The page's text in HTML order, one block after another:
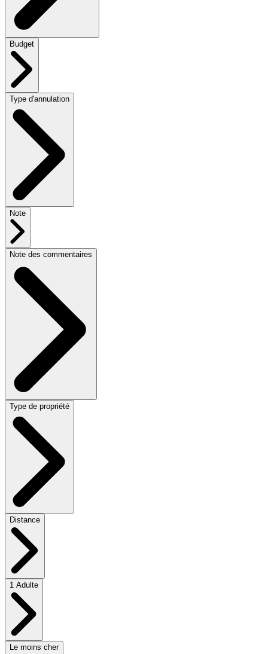
Budget
Type d'annulation
Note
Note des commentaires
Type de propriété
Distance
1 Adulte
Le moins cher